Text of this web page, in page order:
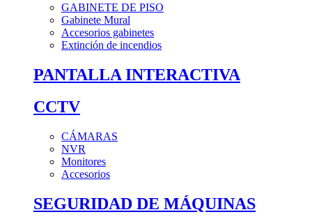
GABINETE DE PISO
Gabinete Mural
Accesorios gabinetes
Extinción de incendios
PANTALLA INTERACTIVA
CCTV
CÁMARAS
NVR
Monitores
Accesorios
SEGURIDAD DE MÁQUINAS